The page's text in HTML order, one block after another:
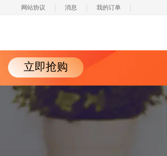
网站协议 消息 我的订单
立即抢购